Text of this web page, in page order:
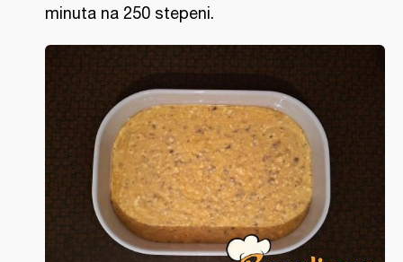
minuta na 250 stepeni.